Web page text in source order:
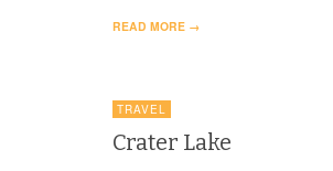
READ MORE →
TRAVEL
Crater Lake